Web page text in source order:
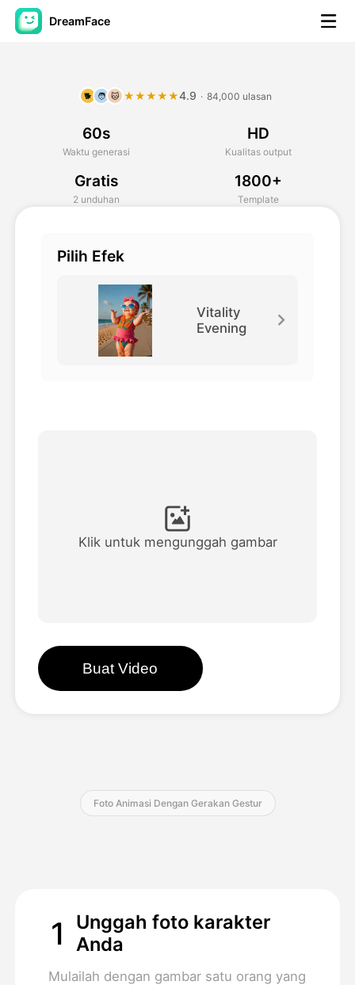
DreamFace
Avatar Video
Video AI
Foto AI
Lihat Semua Template
Blog
🐕 🧑 🐱 ★★★★★4.9 · 84,000 ulasan
60s
Waktu generasi
HD
Kualitas output
Gratis
2 unduhan
1800+
Template
Pilih Efek
Vitality
Evening
Klik untuk mengunggah gambar
Buat Video
Foto Animasi Dengan Gerakan Gestur
1
Unggah foto karakter
Anda
Mulailah dengan gambar satu orang yang